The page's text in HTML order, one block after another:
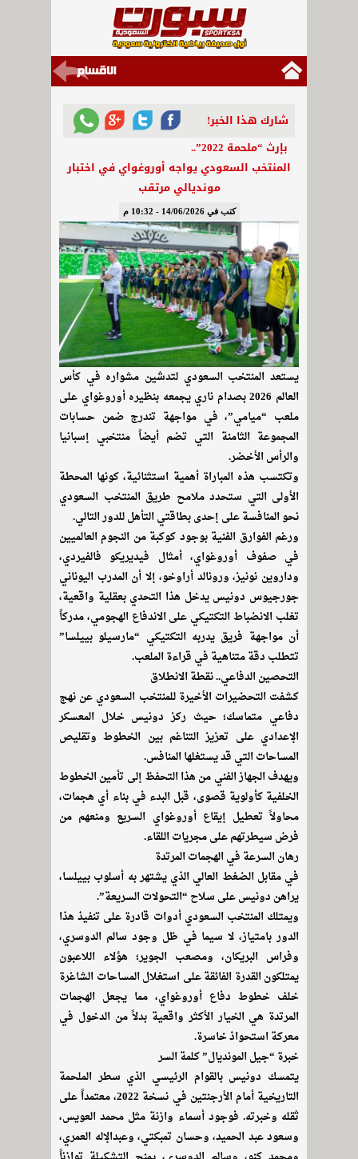
شارك هذا الخبر!
بإرث “ملحمة 2022”..
المنتخب السعودي يواجه أوروغواي في اختبار
مونديالي مرتقب
كتب في 14/06/2026 - 10:32 م
يستعد المنتخب السعودي لتدشين مشواره في كأس
العالم 2026 بصدام ناري يجمعه بنظيره أوروغواي على
ملعب “ميامي”، في مواجهة تندرج ضمن حسابات
المجموعة الثامنة التي تضم أيضاً منتخبي إسبانيا
والرأس الأخضر.
وتكتسب هذه المباراة أهمية استثنائية، كونها المحطة
الأولى التي ستحدد ملامح طريق المنتخب السعودي
نحو المنافسة على إحدى بطاقتي التأهل للدور التالي.
ورغم الفوارق الفنية بوجود كوكبة من النجوم العالميين
في صفوف أوروغواي، أمثال فيديريكو فالفيردي،
وداروين نونيز، ورونالد أراوخو، إلا أن المدرب اليوناني
جورجيوس دونيس يدخل هذا التحدي بعقلية واقعية،
تغلب الانضباط التكتيكي على الاندفاع الهجومي، مدركاً
أن مواجهة فريق يدربه التكتيكي “مارسيلو بييلسا”
تتطلب دقة متناهية في قراءة الملعب.
التحصين الدفاعي.. نقطة الانطلاق
كشفت التحضيرات الأخيرة للمنتخب السعودي عن نهج
دفاعي متماسك؛ حيث ركز دونيس خلال المعسكر
الإعدادي على تعزيز التناغم بين الخطوط وتقليص
المساحات التي قد يستغلها المنافس.
ويهدف الجهاز الفني من هذا التحفظ إلى تأمين الخطوط
الخلفية كأولوية قصوى، قبل البدء في بناء أي هجمات،
محاولاً تعطيل إيقاع أوروغواي السريع ومنعهم من
فرض سيطرتهم على مجريات اللقاء.
رهان السرعة في الهجمات المرتدة
في مقابل الضغط العالي الذي يشتهر به أسلوب بييلسا،
يراهن دونيس على سلاح “التحولات السريعة”.
ويمتلك المنتخب السعودي أدوات قادرة على تنفيذ هذا
الدور بامتياز، لا سيما في ظل وجود سالم الدوسري،
وفراس البريكان، ومصعب الجوير؛ هؤلاء اللاعبون
يمتلكون القدرة الفائقة على استغلال المساحات الشاغرة
خلف خطوط دفاع أوروغواي، مما يجعل الهجمات
المرتدة هي الخيار الأكثر واقعية بدلاً من الدخول في
معركة استحواذ خاسرة.
خبرة “جيل المونديال” كلمة السر
يتمسك دونيس بالقوام الرئيسي الذي سطر الملحمة
التاريخية أمام الأرجنتين في نسخة 2022، معتمداً على
ثقله وخبرته. فوجود أسماء وازنة مثل محمد العويس،
وسعود عبد الحميد، وحسان تمبكتي، وعبدالإله العمري،